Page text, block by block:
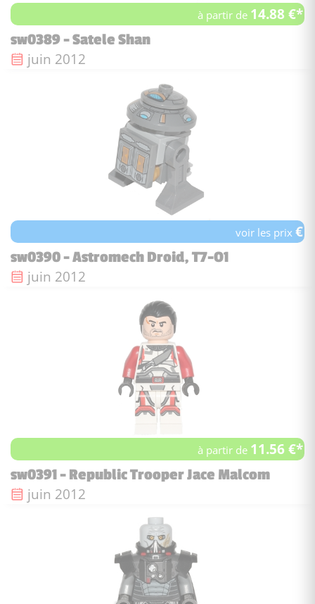
à partir de 14.88 €*
sw0389 - Satele Shan
Date de sortie :
juin 2012
voir les prix€
sw0390 - Astromech Droid, T7-O1
Date de sortie :
juin 2012
à partir de 11.56 €*
sw0391 - Republic Trooper Jace Malcom
Date de sortie :
juin 2012